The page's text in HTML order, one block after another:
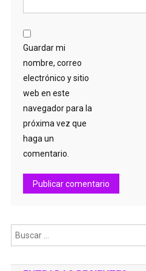
Guardar mi
nombre, correo
electrónico y sitio
web en este
navegador para la
próxima vez que
haga un
comentario.